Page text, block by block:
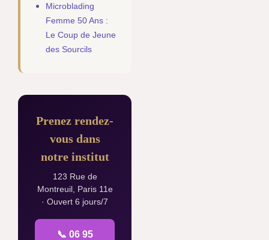
Microblading
Femme 50 Ans :
Le Coup de Jeune
des Sourcils
Prenez rendez-
vous dans
notre institut
123 Rue de
Montreuil, Paris 11e
· Ouvert 6 jours/7
📞 06 95